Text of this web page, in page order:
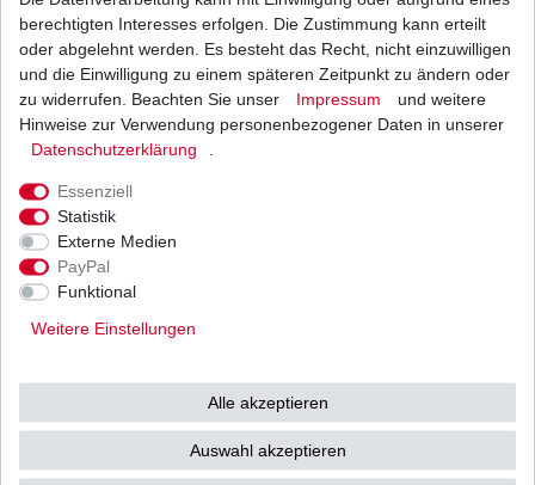
u.a. vonMitsubishi /
Shindengen u.v.w.
in höchster japanischen
Qualität
High Quality(HQ)
berechtigten Interesses erfolgen. Die Zustimmung kann erteilt
oder abgelehnt werden. Es besteht das Recht, nicht einzuwilligen
und die Einwilligung zu einem späteren Zeitpunkt zu ändern oder
zu widerrufen. Beachten Sie unser
Impressum
und weitere
Hinweise zur Verwendung personenbezogener Daten in unserer
Daten­schutz­erklärung
Essenziell
Statistik
Externe Medien
PayPal
Funktional
Weitere Einstellungen
Alle akzeptieren
Auswahl akzeptieren